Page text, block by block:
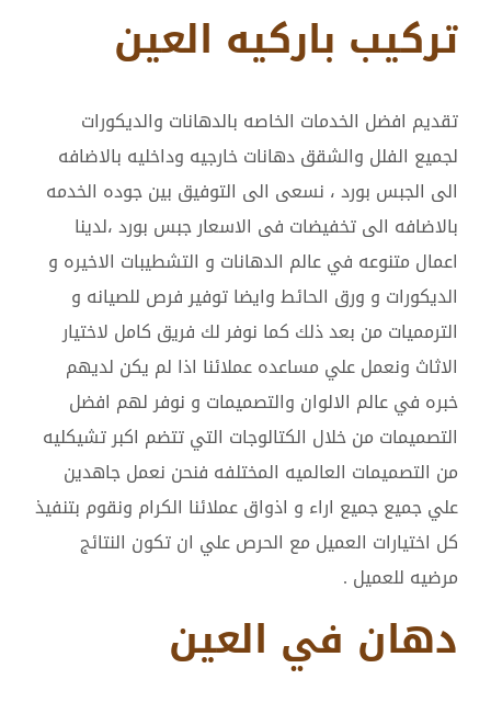
تركيب باركيه العين
تقديم افضل الخدمات الخاصه بالدهانات والديكورات
لجميع الفلل والشقق دهانات خارجيه وداخليه بالاضافه
الى الجبس بورد ، نسعى الى التوفيق بين جوده الخدمه
بالاضافه الى تخفيضات فى الاسعار جبس بورد ،لدينا
اعمال متنوعه في عالم الدهانات و التشطيبات الاخيره و
الديكورات و ورق الحائط وايضا توفير فرص للصيانه و
الترمميات من بعد ذلك كما نوفر لك فريق كامل لاختيار
الاثاث ونعمل علي مساعده عملائنا اذا لم يكن لديهم
خبره في عالم الالوان والتصميمات و نوفر لهم افضل
التصميمات من خلال الكتالوجات التي تتضم اكبر تشيكليه
من التصميمات العالميه المختلفه فنحن نعمل جاهدين
علي جميع جميع اراء و اذواق عملائنا الكرام ونقوم بتنفيذ
كل اختيارات العميل مع الحرص علي ان تكون النتائج
مرضيه للعميل .
دهان في العين